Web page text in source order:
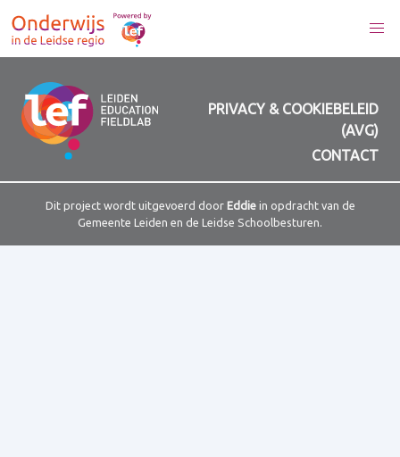
PRIVACY & COOKIEBELEID
(AVG)
CONTACT
Dit project wordt uitgevoerd door Eddiein opdracht van de
Gemeente Leiden en de Leidse Schoolbesturen.